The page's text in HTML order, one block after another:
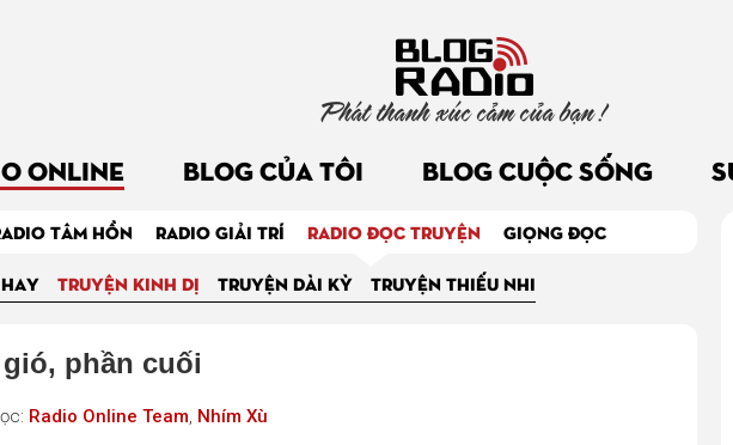
Phát thanh xúc cảm của bạn !
ONLINE BLOG CỦA TÔI BLOG CUỘC SỐNG
TÂM HỒN RADIO GIẢI TRÍ RADIO ĐỌC TRUYỆN
TRUYỆN KINH DỊ TRUYỆN DÀI KỲ TRUYỆN THIẾU NHI
GIỌNG ĐỌC
phần cuối
Radio Online Team, Nhím Xù